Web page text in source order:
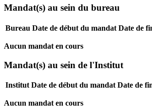
Mandat(s) au sein du bureau
Bureau Date de début du mandat Date de
Aucun mandat en cours
Mandat(s) au sein de l'Institut
Institut Date de début du mandat Date de
Aucun mandat en cours